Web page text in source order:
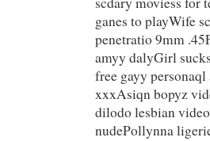
ganes to playWife
penetratio 9mm
amyy dalyGirl
free gayy personaql
xxxAsiqn bopyz
dilodo lesbian
nudePollynna